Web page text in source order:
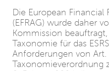
Die European Financial
(EFRAG) wurde daher
Kommission beauftragt,
Taxonomie für das
Anforderungen von Art.
Taxonomieverordnung